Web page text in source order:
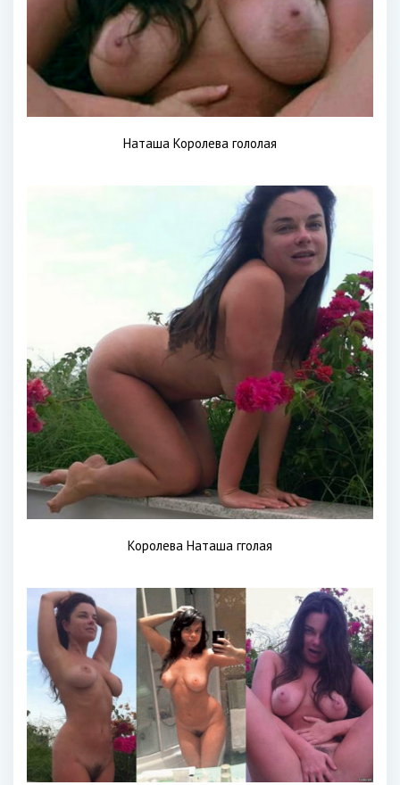
Наташа Королева гололая
Королева Наташа гголая